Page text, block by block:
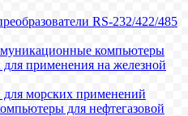
RS-232/422/485
компьютеры
применения на железной
морских применений
для нефтегазовой